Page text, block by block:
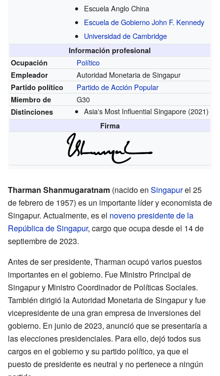
Escuela Anglo China
Escuela de Gobierno John F. Kennedy
Universidad de Cambridge
Información profesional
Ocupación
Político
Empleador Autoridad Monetaria de Singapur
Partido político Partido de Acción Popular
Miembro de G30
Distinciones Asia's Most Influential Singapore (2021)
Firma
Tharman Shanmugaratnam (nacido en Singapurel 25
de febrero de 1957) es un importante líder y economista de
Singapur. Actualmente, es el noveno presidente de la
República de Singapur, cargo que ocupa desde el 14 de
septiembre de 2023.
Antes de ser presidente, Tharman ocupó varios puestos
importantes en el gobierno. Fue Ministro Principal de
Singapur y Ministro Coordinador de Políticas Sociales.
También dirigió la Autoridad Monetaria de Singapur y fue
vicepresidente de una gran empresa de inversiones del
gobierno. En junio de 2023, anunció que se presentaría a
las elecciones presidenciales. Para ello, dejó todos sus
cargos en el gobierno y su partido político, ya que el
puesto de presidente es neutral y no pertenece a ningún